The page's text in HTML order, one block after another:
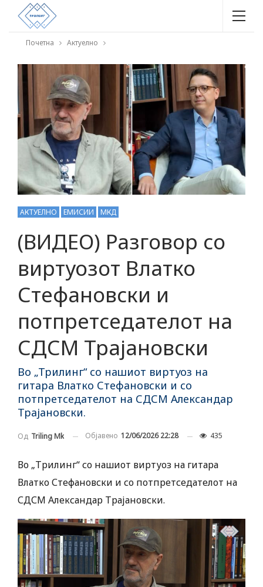
Почетна Актуелно
АКТУЕЛНО ЕМИСИИ МКД
(ВИДЕО) Разговор со
виртуозот Влатко
Стефановски и
потпретседателот на
СДСМ Трајановски
Во „Трилинг“ со нашиот виртуоз на
гитара Влатко Стефановски и со
потпретседателот на СДСМ Александар
Трајановски.
Од Triling Mk Објавено 12/06/2026 22:28 435
Во „Трилинг“ со нашиот виртуоз на гитара
Влатко Стефановски и со потпретседателот на
СДСМ Александар Трајановски.